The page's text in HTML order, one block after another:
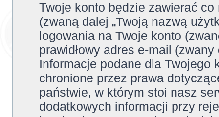
Twoje konto będzie zawierać
(zwaną dalej „Twoją nazwą
logowania na Twoje konto
prawidłowy adres e-mail
Informacje podane dla Twojego
chronione przez prawa
państwie, w którym stoi nasz
dodatkowych informacji przy